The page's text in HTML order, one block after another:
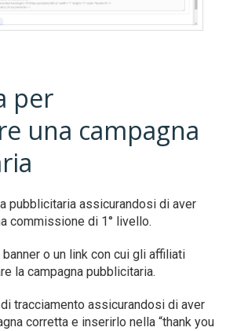
per
una campagna
pubblicitaria assicurandosi di aver
commissione di 1° livello.
o un link con cui gli affiliati
la campagna pubblicitaria.
tracciamento assicurandosi di aver
corretta e inserirlo nella “thank you